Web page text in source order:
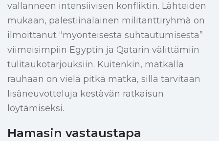
vallanneen intensiivisen konfliktin. Lähteiden
mukaan, palestiinalainen militanttiryhmä on
ilmoittanut “myönteisestä suhtautumisesta”
viimeisimpiin Egyptin ja Qatarin välittämiin
tulitaukotarjouksiin. Kuitenkin, matkalla
rauhaan on vielä pitkä matka, sillä tarvitaan
lisäneuvotteluja kestävän ratkaisun
löytämiseksi.
Hamasin vastaustapa